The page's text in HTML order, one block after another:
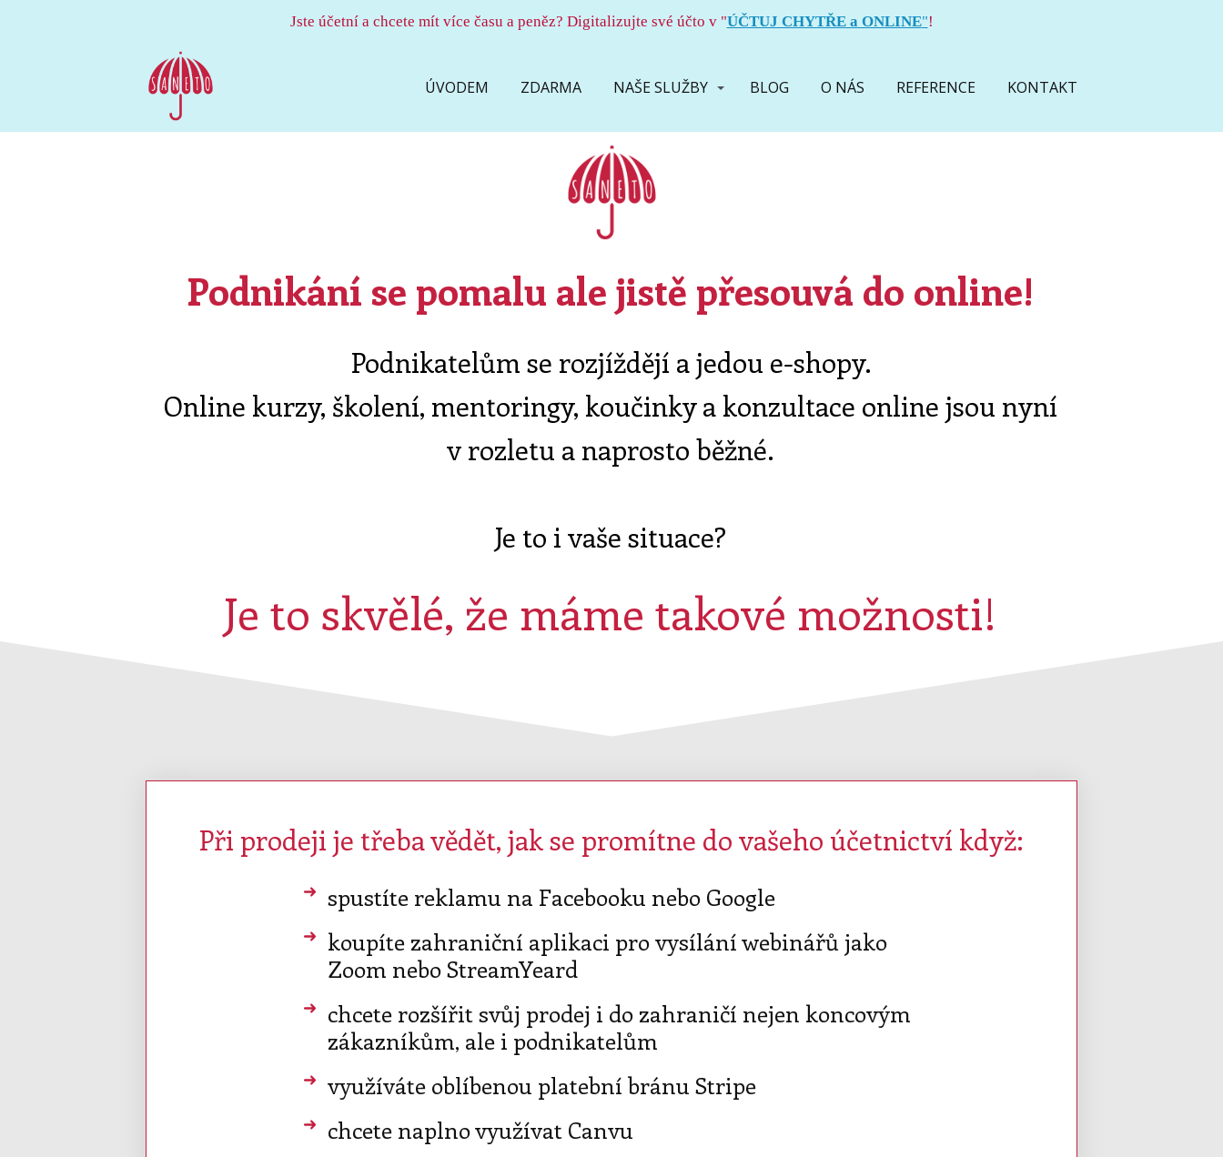
Jste účetní a chcete mít více času a peněz? Digitalizujte své účto v "ÚČTUJ CHYTŘE a ONLINE"!
ÚVODEM ZDARMA NAŠE SLUŽBY BLOG O NÁS REFERENCE KONTAKT
Podnikání se pomalu ale jistě přesouvá do online!
Podnikatelům se rozjíždějí a jedou e-shopy.
Online kurzy, školení, mentoringy, koučinky a konzultace online jsou nyní
v rozletu a naprosto běžné.
Je to i vaše situace?
Je to skvělé, že máme takové možnosti!
Při prodeji je třeba vědět, jak se promítne do vašeho účetnictví když:
spustíte reklamu na Facebooku nebo Google
koupíte zahraniční aplikaci pro vysílání webinářů jako
Zoom nebo StreamYeard
chcete rozšířit svůj prodej i do zahraničí nejen koncovým
zákazníkům, ale i podnikatelům
využíváte oblíbenou platební bránu Stripe
chcete naplno využívat Canvu